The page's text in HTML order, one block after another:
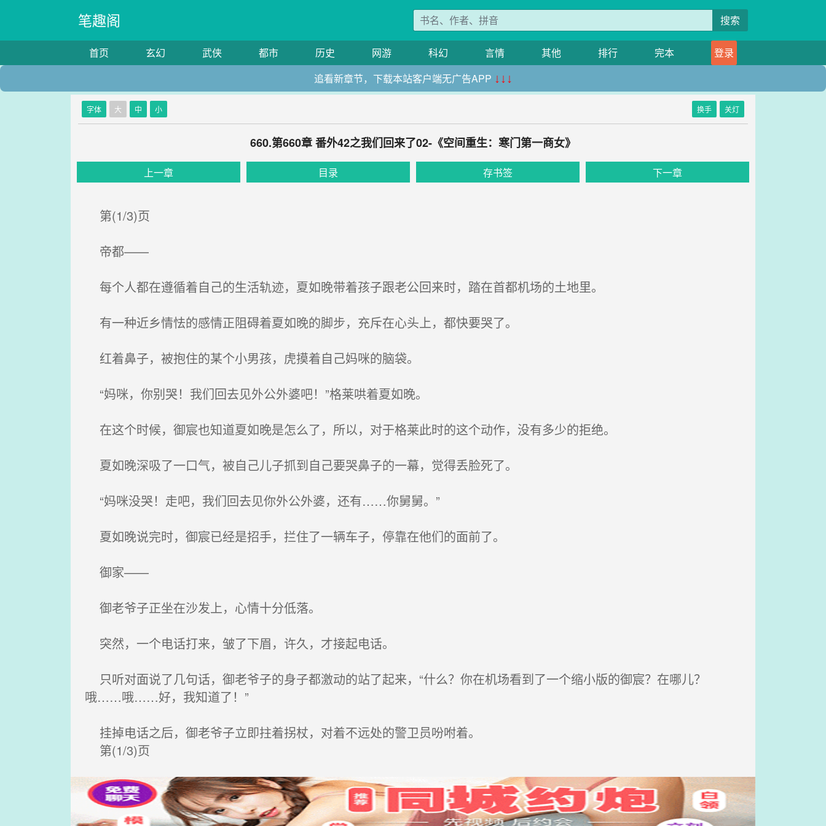
笔趣阁 搜索
首页 玄幻 武侠 都市 历史 网游 科幻 言情 其他 排行 完本
登录
追看新章节，下载本站客户端无广告APP ↓↓↓
字体 大 中 小 换手 关灯
660.第660章 番外42之我们回来了02-《空间重生：寒门第一商女》
上一章 目录 存书签 下一章
第(1/3)页
帝都——
每个人都在遵循着自己的生活轨迹，夏如晚带着孩子跟老公回来时，踏在首都机场的土地里。
有一种近乡情怯的感情正阻碍着夏如晚的脚步，充斥在心头上，都快要哭了。
红着鼻子，被抱住的某个小男孩，虎摸着自己妈咪的脑袋。
“妈咪，你别哭！我们回去见外公外婆吧！”格莱哄着夏如晚。
在这个时候，御宸也知道夏如晚是怎么了，所以，对于格莱此时的这个动作，没有多少的拒绝。
夏如晚深吸了一口气，被自己儿子抓到自己要哭鼻子的一幕，觉得丢脸死了。
“妈咪没哭！走吧，我们回去见你外公外婆，还有……你舅舅。”
夏如晚说完时，御宸已经是招手，拦住了一辆车子，停靠在他们的面前了。
御家——
御老爷子正坐在沙发上，心情十分低落。
突然，一个电话打来，皱了下眉，许久，才接起电话。
只听对面说了几句话，御老爷子的身子都激动的站了起来，“什么？你在机场看到了一个缩小版的御宸？在哪儿？
哦……哦……好，我知道了！”
挂掉电话之后，御老爷子立即拄着拐杖，对着不远处的警卫员吩咐着。
第(1/3)页